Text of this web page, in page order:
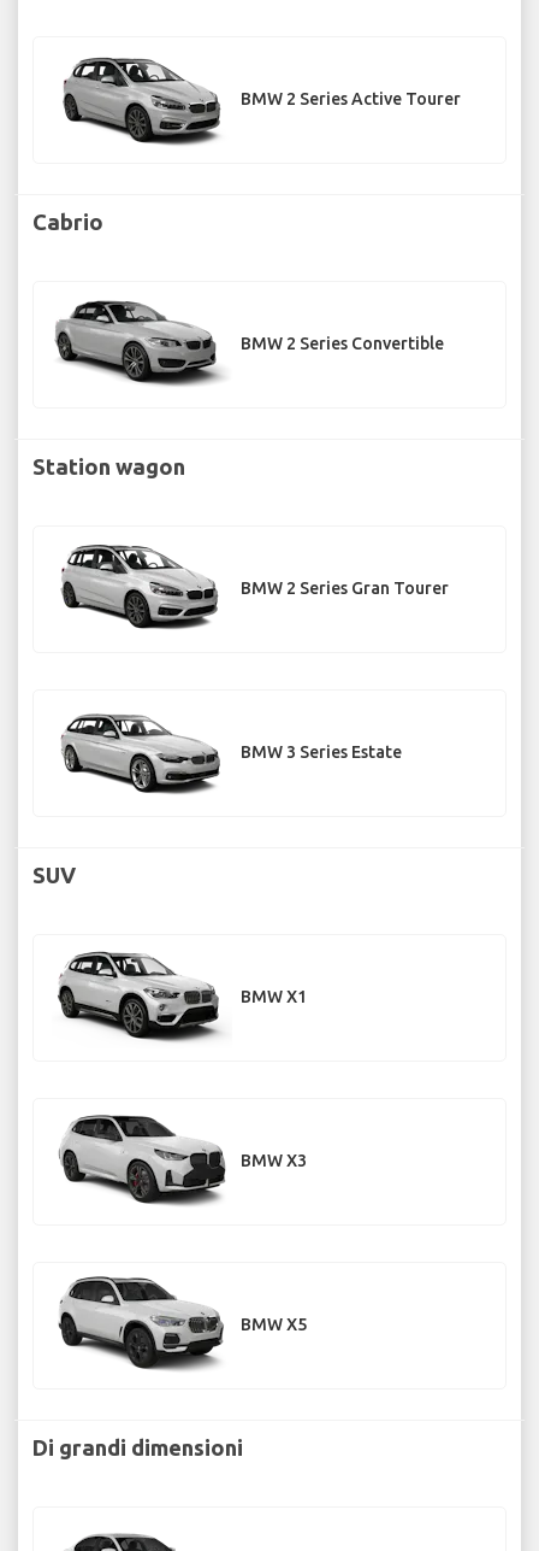
BMW 2 Series Active Tourer
Cabrio
BMW 2 Series Convertible
Station wagon
BMW 2 Series Gran Tourer
BMW 3 Series Estate
SUV
BMW X1
BMW X3
BMW X5
Di grandi dimensioni